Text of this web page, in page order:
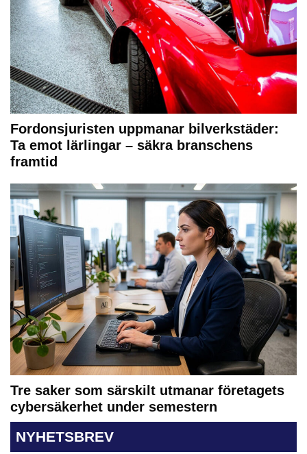
Fordonsjuristen uppmanar bilverkstäder:
Ta emot lärlingar – säkra branschens
framtid
Tre saker som särskilt utmanar företagets
cybersäkerhet under semestern
NYHETSBREV